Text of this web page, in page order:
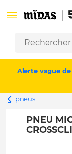
Alerte vague
pneus
PNEU